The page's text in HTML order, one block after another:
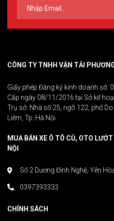
CÔNG TY TNHH VẬN TẢI
Giấy phép Đăng ký kinh doanh số:
Cấp ngày 08/11/2016 tại Sở kế
Trụ sở: Nhà số 25, ngõ 122, phố
Liêm, Tp. Hà Nội
MUA BÁN XE Ô TÔ CŨ, OTO
NỘI
Số 2 Dương Đình Nghệ, Yên
0397393333
CHÍNH SÁCH